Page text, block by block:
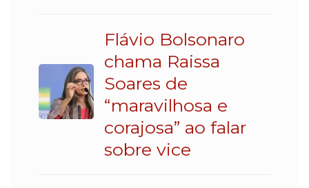
Flávio Bolsonaro
chama Raissa
Soares de
“maravilhosa e
corajosa” ao falar
sobre vice